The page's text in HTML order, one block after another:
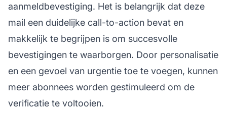
aanmeldbevestiging. Het is belangrijk dat deze
mail een duidelijke call-to-action bevat en
makkelijk te begrijpen is om succesvolle
bevestigingen te waarborgen. Door personalisatie
en een gevoel van urgentie toe te voegen, kunnen
meer abonnees worden gestimuleerd om de
verificatie te voltooien.